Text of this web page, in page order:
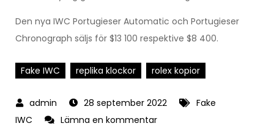
Den nya IWC Portugieser Automatic och Portugieser
Chronograph säljs för $13 100 respektive $8 400.
Fake IWC replika klockor rolex kopior
28 september 2022
Fake
IWC
Lämna en kommentarpå